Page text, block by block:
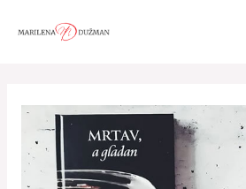
navigation